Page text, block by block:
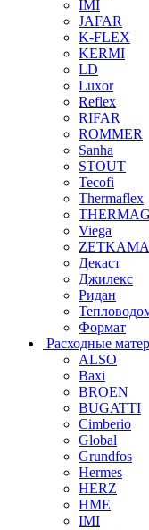
IMI
JAFAR
K-FLEX
KERMI
LD
Luxor
Reflex
RIFAR
ROMMER
Sanha
STOUT
Tecofi
Thermaflex
Viega
ZETKAMA
Декаст
Джилекс
Ридан
Формат
Расходные
ALSO
Baxi
BROEN
BUGATTI
Cimberio
Global
Grundfos
Hermes
HERZ
HME
IMI